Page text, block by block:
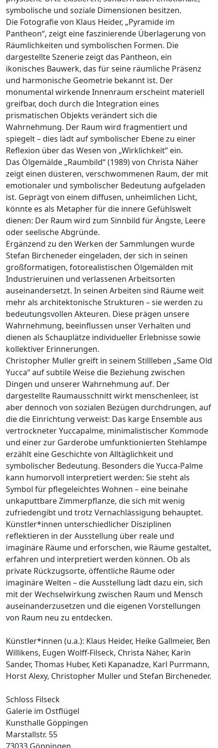
symbolische und soziale Dimensionen besitzen.
Die Fotografie von Klaus Heider, „Pyramide im
Pantheon“, zeigt eine faszinierende Überlagerung von
Räumlichkeiten und symbolischen Formen. Die
dargestellte Szenerie zeigt das Pantheon, ein
ikonisches Bauwerk, das für seine räumliche Präsenz
und harmonische Geometrie bekannt ist. Der
monumental wirkende Innenraum erscheint materiell
greifbar, doch durch die Integration eines
prismatischen Objekts verändert sich die
Wahrnehmung. Der Raum wird fragmentiert und
spiegelt – dies lädt auf symbolischer Ebene zu einer
Reflexion über das Wesen von „Wirklichkeit“ ein.
Das Ölgemälde „Raumbild“ (1989) von Christa Näher
zeigt einen düsteren, verschwommenen Raum, der mit
emotionaler und symbolischer Bedeutung aufgeladen
ist. Geprägt von einem diffusen, unheimlichen Licht,
könnte es als Metapher für die innere Gefühlswelt
dienen: Der Raum wird zum Sinnbild für Ängste, Leere
oder seelische Abgründe.
Ergänzend zu den Werken der Sammlungen wurde
Stefan Bircheneder eingeladen, der sich in seinen
großformatigen, fotorealistischen Ölgemälden mit
Industrieruinen und verlassenen Arbeitsorten
auseinandersetzt. In seinen Arbeiten sind Räume weit
mehr als architektonische Strukturen – sie werden zu
bedeutungsvollen Akteuren. Diese prägen unsere
Wahrnehmung, beeinflussen unser Verhalten und
dienen als Schauplätze individueller Erlebnisse sowie
kollektiver Erinnerungen.
Christopher Muller greift in seinem Stillleben „Same Old
Yucca“ auf subtile Weise die Beziehung zwischen
Dingen und unserer Wahrnehmung auf. Der
dargestellte Raumausschnitt wirkt menschenleer, ist
aber dennoch von sozialen Bezügen durchdrungen, auf
die die Einrichtung verweist: Das karge Ensemble aus
vertrockneter Yuccapalme, minimalistischer Kommode
und einer zur Garderobe umfunktionierten Stehlampe
erzählt eine Geschichte von Alltäglichkeit und
symbolischer Bedeutung. Besonders die Yucca-Palme
kann humorvoll interpretiert werden: Sie steht als
Symbol für pflegeleichtes Wohnen – eine beinahe
unkaputtbare Zimmerpflanze, die sich mit wenig
zufriedengibt und trotz Vernachlässigung behauptet.
Künstler*innen unterschiedlicher Disziplinen
reflektieren in der Ausstellung über reale und
imaginäre Räume und erforschen, wie Räume gestaltet,
erfahren und interpretiert werden können. Ob als
private Rückzugsorte, öffentliche Räume oder
imaginäre Welten – die Ausstellung lädt dazu ein, sich
mit der Wechselwirkung zwischen Raum und Mensch
auseinanderzusetzen und die eigenen Vorstellungen
von Raum neu zu entdecken.
Künstler*innen (u.a.): Klaus Heider, Heike Gallmeier, Ben
Willikens, Eugen Wolff-Filseck, Christa Näher, Karin
Sander, Thomas Huber, Keti Kapanadze, Karl Purrmann,
Horst Alexy, Christopher Muller und Stefan Bircheneder.
Schloss Filseck
Galerie im Ostflügel
Kunsthalle Göppingen
Marstallstr. 55